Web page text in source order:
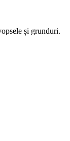
și grunduri.